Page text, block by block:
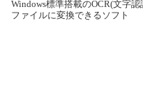
Windows標準搭載のOCR(文字
ファイルに変換できるソフト